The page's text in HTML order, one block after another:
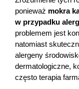
ponieważ mokra
w przypadku
problemem jest
natomiast
alergeny
dermatologiczne,
często terapia